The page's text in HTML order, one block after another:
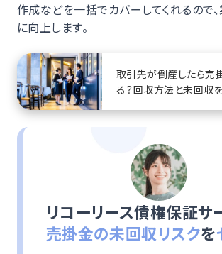
作成などを一括でカバーしてくれるので
に向上します。
取引先が倒産したら売
る？回収方法と未回収
リコーリース債権保証サ
売掛金の未回収リスクを